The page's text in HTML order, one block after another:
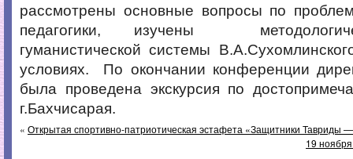
рассмотрены основные вопросы по
педагогики, изучены
гуманистической системы
условиях. По окончании конференции
была проведена экскурсия по
г.Бахчисарая.
« Открытая спортивно-патриотическая эстафета «Защитники Тавриды
19